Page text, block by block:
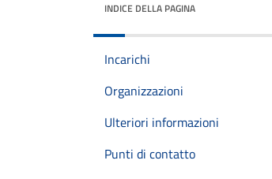
INDICE DELLA PAGINA
Incarichi
Organizzazioni
Ulteriori informazioni
Punti di contatto